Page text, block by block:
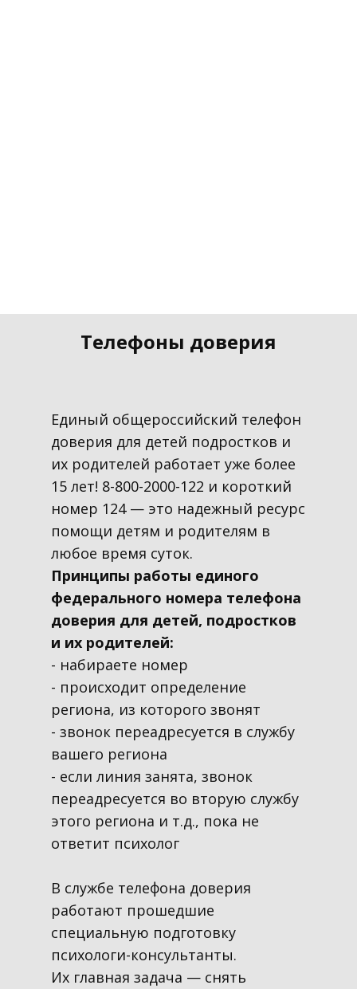
Телефоны доверия
Единый общероссийский телефон
доверия для детей подростков и
их родителей работает уже более
15 лет! 8-800-2000-122 и короткий
номер 124 — это надежный ресурс
помощи детям и родителям в
любое время суток.
Принципы работы единого
федерального номера телефона
доверия для детей, подростков
и их родителей:
- набираете номер
- происходит определение
региона, из которого звонят
- звонок переадресуется в службу
вашего региона
- если линия занята, звонок
переадресуется во вторую службу
этого региона и т.д., пока не
ответит психолог
В службе телефона доверия
работают прошедшие
специальную подготовку
психологи-консультанты.
Их главная задача — снять